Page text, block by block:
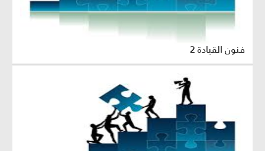
فنون القيادة 2